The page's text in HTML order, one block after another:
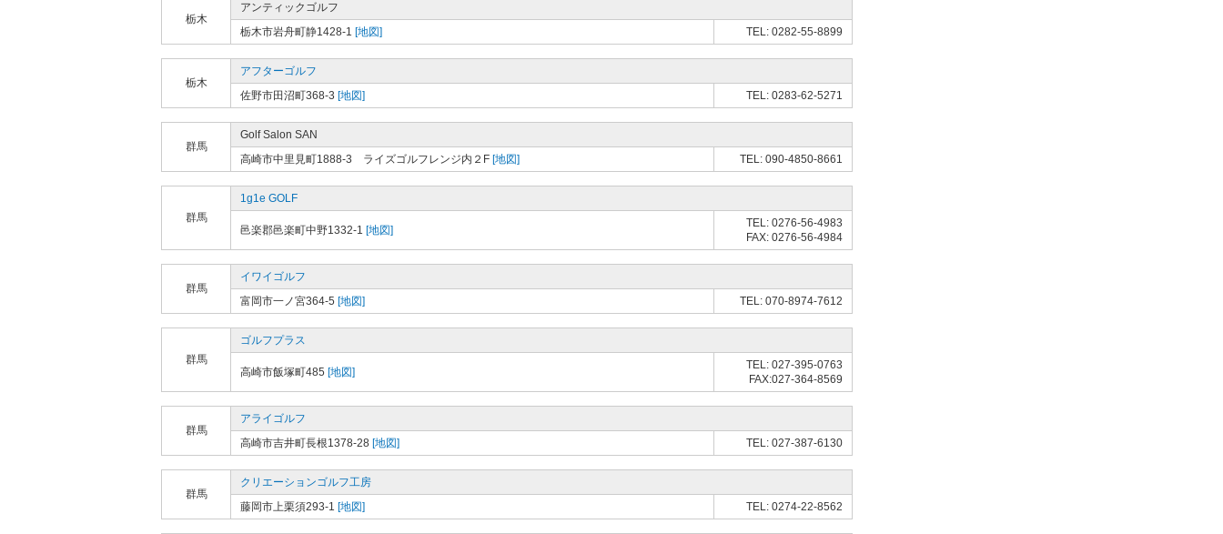
栃木
アンティックゴルフ
栃木市岩舟町静1428-1 [地図] TEL: 0282-55-8899
栃木
アフターゴルフ
佐野市田沼町368-3 [地図] TEL: 0283-62-5271
群馬
Golf Salon SAN
高崎市中里見町1888-3 ライズゴルフレンジ内２F [地図] TEL: 090-4850-8661
群馬
1g1e GOLF
邑楽郡邑楽町中野1332-1 [地図]
TEL: 0276-56-4983
FAX: 0276-56-4984
群馬
イワイゴルフ
富岡市一ノ宮364-5 [地図] TEL: 070-8974-7612
群馬
ゴルフプラス
高崎市飯塚町485 [地図]
TEL: 027-395-0763
FAX:027-364-8569
群馬
アライゴルフ
高崎市吉井町長根1378-28 [地図] TEL: 027-387-6130
群馬
クリエーションゴルフ工房
藤岡市上栗須293-1 [地図] TEL: 0274-22-8562